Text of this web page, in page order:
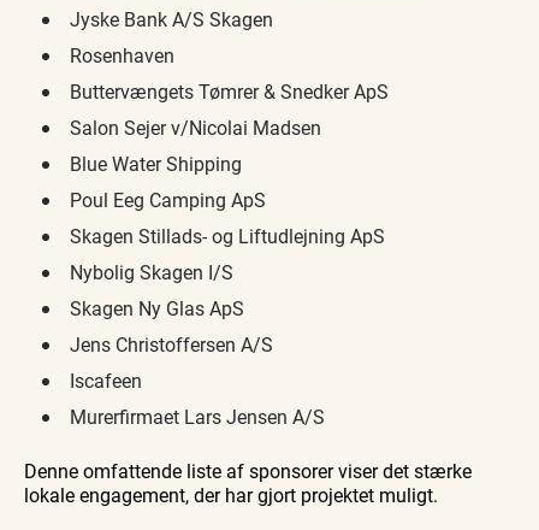
Jyske Bank A/S Skagen
Rosenhaven
Buttervængets Tømrer & Snedker ApS
Salon Sejer v/Nicolai Madsen
Blue Water Shipping
Poul Eeg Camping ApS
Skagen Stillads- og Liftudlejning ApS
Nybolig Skagen I/S
Skagen Ny Glas ApS
Jens Christoffersen A/S
Iscafeen
Murerfirmaet Lars Jensen A/S
Denne omfattende liste af sponsorer viser det stærke
lokale engagement, der har gjort projektet muligt.